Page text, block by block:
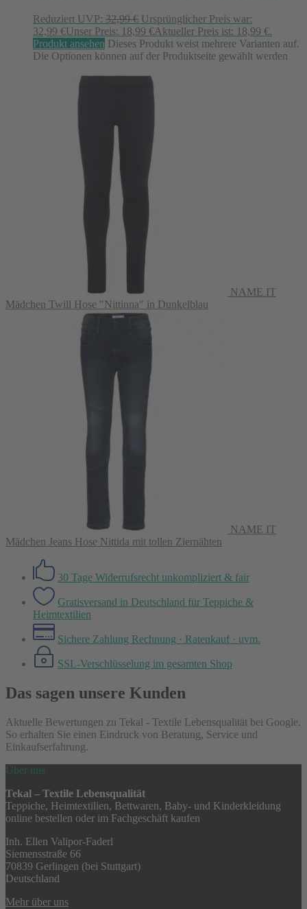
Reduziert UVP: 32,99€ Ursprünglicher Preis war:
32,99 €Unser Preis: 18,99 €Aktueller Preis ist: 18,99 €.
Produkt ansehen Dieses Produkt weist mehrere Varianten auf.
Die Optionen können auf der Produktseite gewählt werden
NAME IT
Mädchen Twill Hose "Nittinna" in Dunkelblau
NAME IT
Mädchen Jeans Hose Nittida mit tollen Ziernähten
30 Tage Widerrufsrecht unkompliziert & fair
Gratisversand in Deutschland für Teppiche &
Heimtextilien
Sichere Zahlung Rechnung · Ratenkauf · uvm.
SSL-Verschlüsselung im gesamten Shop
Das sagen unsere Kunden
Aktuelle Bewertungen zu Tekal - Textile Lebensqualität bei Google.
So erhalten Sie einen Eindruck von Beratung, Service und
Einkaufserfahrung.
Über uns
Tekal – Textile Lebensqualität
Teppiche, Heimtextilien, Bettwaren, Baby- und Kinderkleidung
online bestellen oder im Fachgeschäft kaufen
Inh. Ellen Valipor-Faderl
Siemensstraße 66
70839 Gerlingen (bei Stuttgart)
Deutschland
Mehr über uns